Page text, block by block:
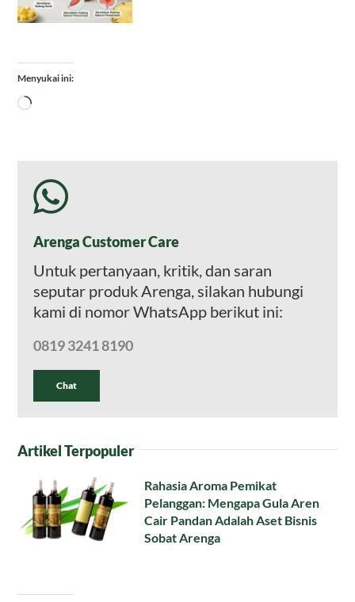
Menyukai ini:
Memuat...
Arenga Customer Care
Untuk pertanyaan, kritik, dan saran
seputar produk Arenga, silakan hubungi
kami di nomor WhatsApp berikut ini:
0819 3241 8190
Chat
Artikel Terpopuler
Rahasia Aroma Pemikat
Pelanggan: Mengapa Gula Aren
Cair Pandan Adalah Aset Bisnis
Sobat Arenga